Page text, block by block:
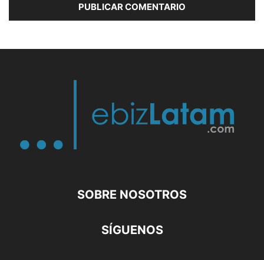
SOBRE NOSOTROS
SÍGUENOS